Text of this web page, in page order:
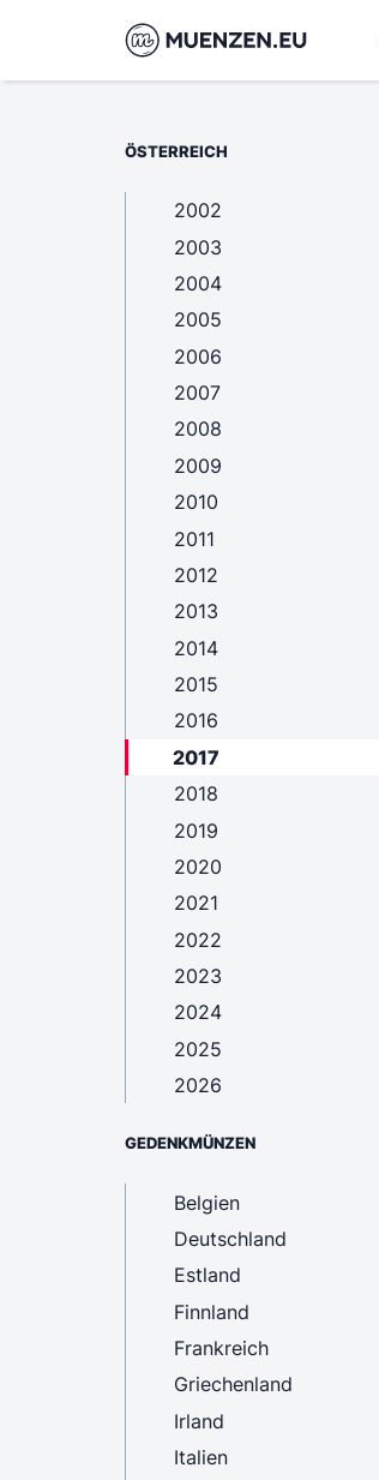
ÖSTERREICH
2002
2003
2004
2005
2006
2007
2008
2009
2010
2011
2012
2013
2014
2015
2016
2017
2018
2019
2020
2021
2022
2023
2024
2025
2026
GEDENKMÜNZEN
Belgien
Deutschland
Estland
Finnland
Frankreich
Griechenland
Irland
Italien